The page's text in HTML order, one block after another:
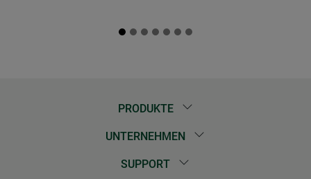
PRODUKTE
UNTERNEHMEN
SUPPORT